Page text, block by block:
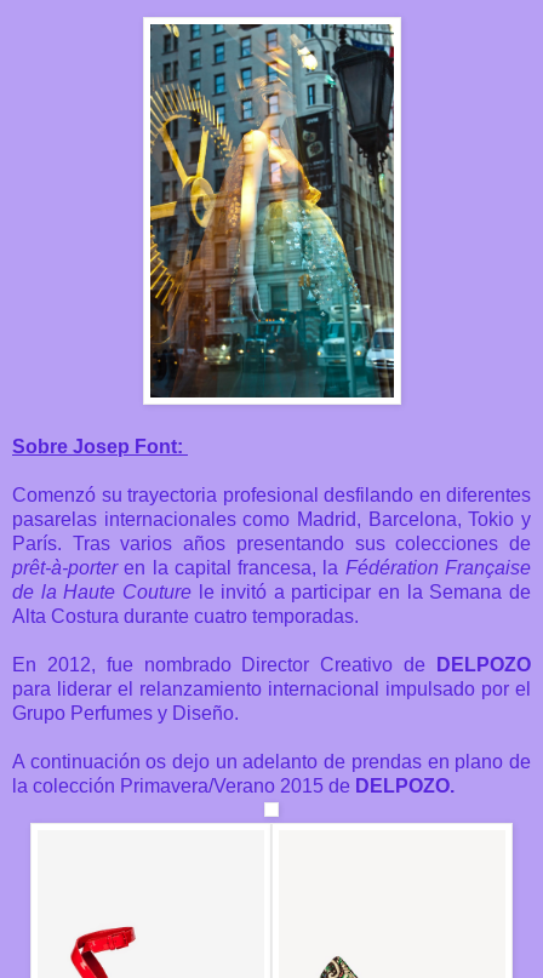
Sobre Josep Font:
Comenzó su trayectoria profesional desfilando en diferentes
pasarelas internacionales como Madrid, Barcelona, Tokio y
París. Tras varios años presentando sus colecciones de
prêt-à-porteren la capital francesa, la Fédération Française
de la Haute Couturele invitó a participar en la Semana de
Alta Costura durante cuatro temporadas.
En 2012, fue nombrado Director Creativo de
DELPOZO
para liderar el relanzamiento internacional impulsado por el
Grupo Perfumes y Diseño.
A continuación os dejo un adelanto de prendas en plano de
la colección Primavera/Verano 2015 de DELPOZO.